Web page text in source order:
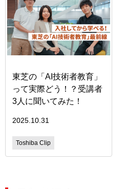
東芝の「AI技術者教育」
って実際どう！？受講者
3人に聞いてみた！
2025.10.31
Toshiba Clip